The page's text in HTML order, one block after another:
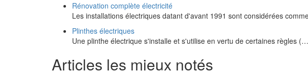
Rénovation complète électricité
Les installations électriques datant d'avant 1991 sont considérées
Plinthes électriques
Une plinthe électrique s'installe et s'utilise en vertu de certaines règles
Articles les mieux notés